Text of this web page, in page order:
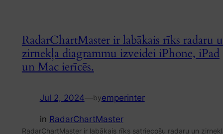
RadarChartMaster ir labākais rīks radaru
zirnekļa diagrammu izveidei iPhone, iPad
un Mac ierīcēs.
Jul 2, 2024—byemperinter
in RadarChartMaster
RadarChartMaster ir labākais rīks satriecošu radaru un